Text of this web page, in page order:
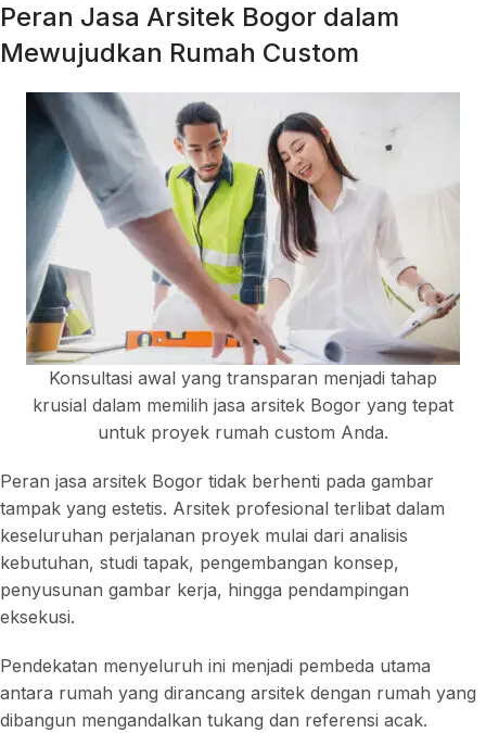
Peran Jasa Arsitek Bogor dalam
Mewujudkan Rumah Custom
Konsultasi awal yang transparan menjadi tahap
krusial dalam memilih jasa arsitek Bogor yang tepat
untuk proyek rumah custom Anda.
Peran jasa arsitek Bogor tidak berhenti pada gambar
tampak yang estetis. Arsitek profesional terlibat dalam
keseluruhan perjalanan proyek mulai dari analisis
kebutuhan, studi tapak, pengembangan konsep,
penyusunan gambar kerja, hingga pendampingan
eksekusi.
Pendekatan menyeluruh ini menjadi pembeda utama
antara rumah yang dirancang arsitek dengan rumah yang
dibangun mengandalkan tukang dan referensi acak.